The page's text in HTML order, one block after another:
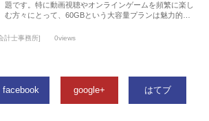
題です。特に動画視聴やオンラインゲームを頻繁に楽し
む方々にとって、60GBという大容量プランは魅力的…
計士事務所] 0views
facebook google+ はてブ